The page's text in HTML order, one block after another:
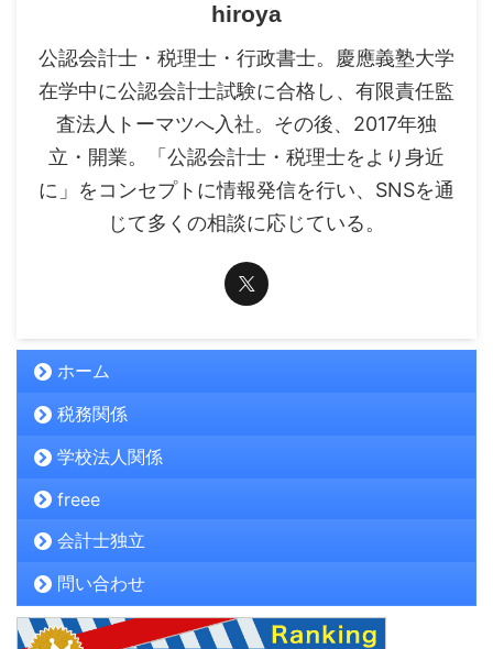
hiroya
公認会計士・税理士・行政書士。慶應義塾大学
在学中に公認会計士試験に合格し、有限責任監
査法人トーマツへ入社。その後、2017年独
立・開業。「公認会計士・税理士をより身近
に」をコンセプトに情報発信を行い、SNSを通
じて多くの相談に応じている。
ホーム
税務関係
学校法人関係
freee
会計士独立
問い合わせ